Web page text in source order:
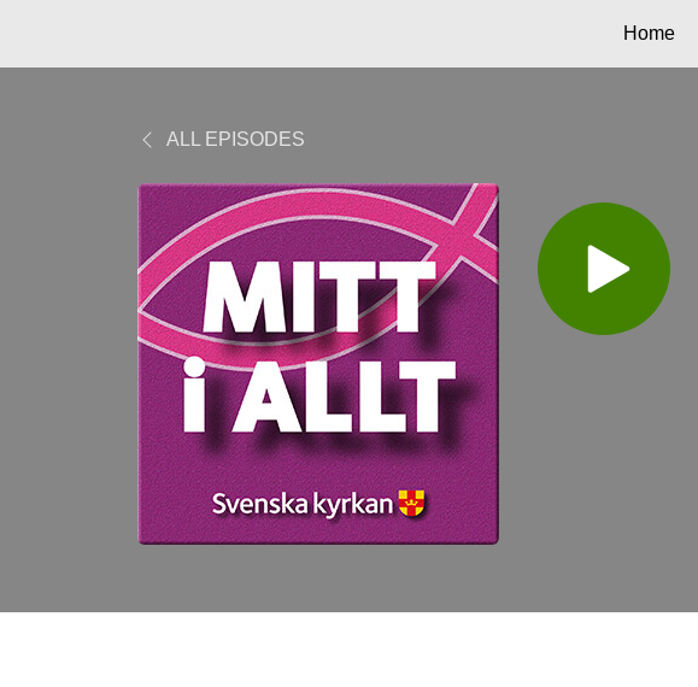
Home
ALL EPISODES